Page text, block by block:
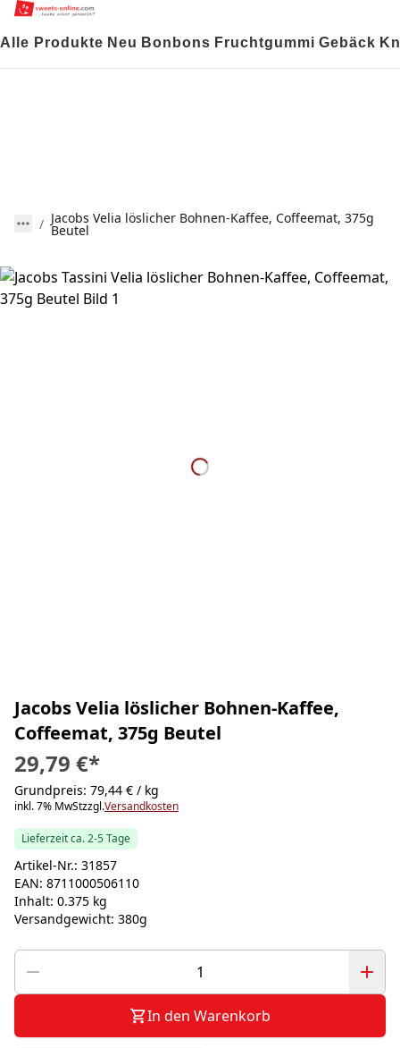
Alle Produkte Neu Bonbons Fruchtgummi Gebäck
Jacobs Velia löslicher Bohnen-Kaffee, Coffeemat, 375g
Beutel
Jacobs Velia löslicher Bohnen-Kaffee,
Coffeemat, 375g Beutel
29,79 €*
Grundpreis: 79,44 € / kg
inkl. 7% MwStzzgl.Versandkosten
Lieferzeit ca. 2-5 Tage
Artikel-Nr.: 31857
EAN: 8711000506110
Inhalt: 0.375 kg
Versandgewicht: 380g
In den Warenkorb